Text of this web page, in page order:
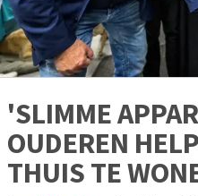
'SLIMME
OUDEREN
THUIS TE